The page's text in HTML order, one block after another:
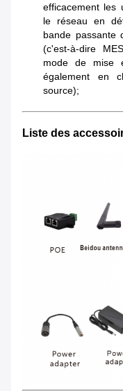
efficacement les
le réseau en
bande passante
(c'est-à-dire
mode de mise
également en
source);
Liste des